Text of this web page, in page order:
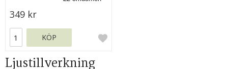
349 kr
KÖP
Ljustillverkning